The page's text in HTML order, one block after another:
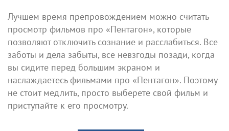
Лучшем время препровождением можно считать
просмотр фильмов про «Пентагон», которые
позволяют отключить сознание и расслабиться. Все
заботы и дела забыты, все невзгоды позади, когда
вы сидите перед большим экраном и
наслаждаетесь фильмами про «Пентагон». Поэтому
не стоит медлить, просто выберете свой фильм и
приступайте к его просмотру.